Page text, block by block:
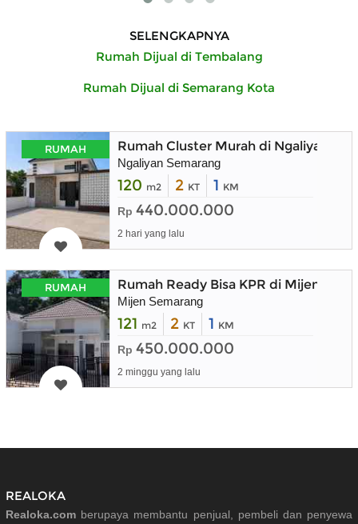
SELENGKAPNYA
Rumah Dijual di Tembalang
Rumah Dijual di Semarang Kota
RUMAH Rumah Cluster Murah di Ngaliyan
Ngaliyan Semarang
120 m2 2 KT 1 KM
Rp 440.000.000
2 hari yang lalu
RUMAH Rumah Ready Bisa KPR di Mijen
Mijen Semarang
121 m2 2 KT 1 KM
Rp 450.000.000
2 minggu yang lalu
REALOKA
Realoka.com berupaya membantu penjual, pembeli dan penyewa